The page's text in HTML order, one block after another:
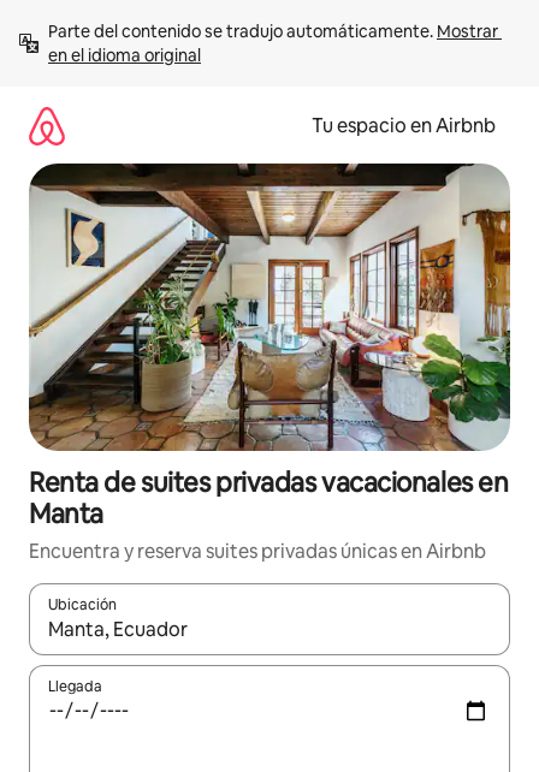
contenido
Parte del contenido se tradujo automáticamente. Mostrar
en el idioma original
Tu espacio en Airbnb
Renta de suites privadas vacacionales en
Manta
Encuentra y reserva suites privadas únicas en Airbnb
Ubicación
Cuando los resultados estén disponibles, podrás navegar
Llegada